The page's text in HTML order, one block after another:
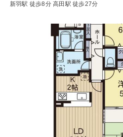
新羽駅 徒歩8分高田駅 徒歩27分